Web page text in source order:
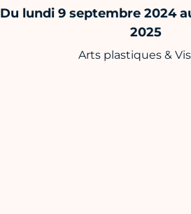
Du lundi 9 septembre 2024
2025
Arts plastiques &